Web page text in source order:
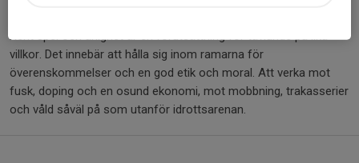
Rent spel och ärlighet är en förutsättning för tävlande på lika
villkor. Det innebär att hålla sig inom ramarna för
överenskommelser och en god etik och moral. Att verka mot
fusk, doping och en osund ekonomi, mot mobbning, trakasserier
och våld såväl på som utanför idrottsarenan.